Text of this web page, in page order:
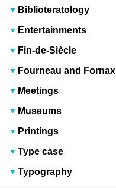
Biblioteratology
Entertainments
Fin-de-Siècle
Fourneau and Fornax
Meetings
Museums
Printings
Type case
Typography